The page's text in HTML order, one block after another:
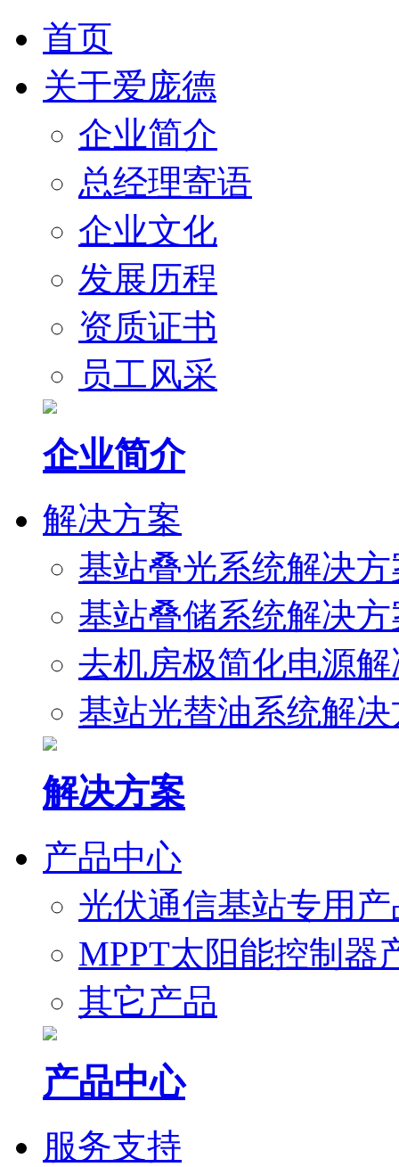
首页
关于爱庞德
企业简介
总经理寄语
企业文化
发展历程
资质证书
员工风采
企业简介
解决方案
基站叠光系统解决方
基站叠储系统解决方
去机房极简化电源
基站光替油系统解
解决方案
产品中心
光伏通信基站专用产
MPPT太阳能控制器
其它产品
产品中心
服务支持